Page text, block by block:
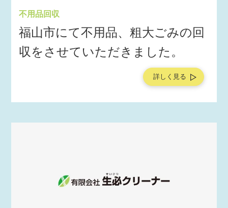
不用品回収
福山市にて不用品、粗大ごみの回
収をさせていただきました。
詳しく見る